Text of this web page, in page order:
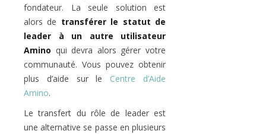
fondateur. La seule solution est
alors de transférer le statut de
leader à un autre utilisateur
Amino qui devra alors gérer votre
communauté. Vous pouvez obtenir
plus d’aide sur le Centre d’Aide
Amino.
Le transfert du rôle de leader est
une alternative se passe en plusieurs